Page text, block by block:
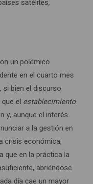
satélites,
un polémico
en el cuarto mes
si bien el discurso
el establecimiento
y, aunque el interés
a la gestión en
crisis económica,
que en la práctica la
abriéndose
día cae un mayor